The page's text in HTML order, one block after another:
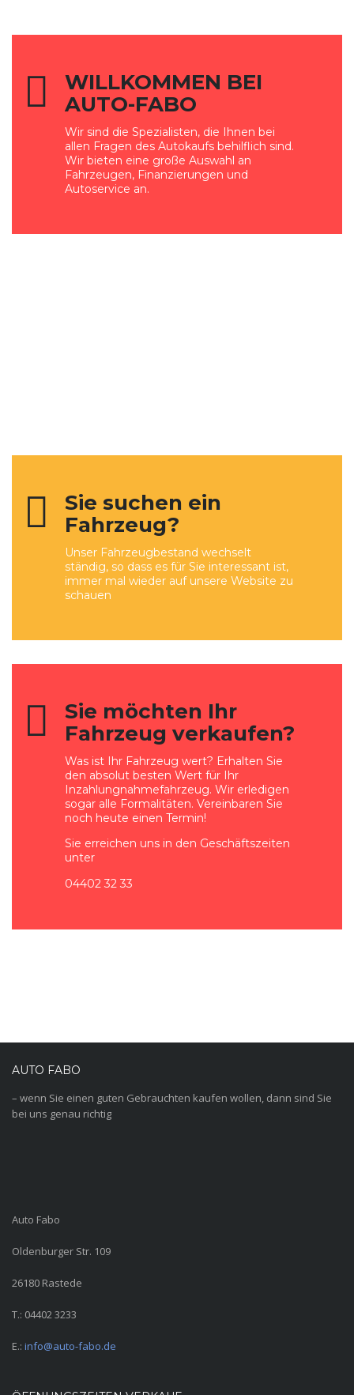
WILLKOMMEN BEI
AUTO-FABO
Wir sind die Spezialisten, die Ihnen bei
allen Fragen des Autokaufs behilflich sind.
Wir bieten eine große Auswahl an
Fahrzeugen, Finanzierungen und
Autoservice an.
Sie suchen ein
Fahrzeug?
Unser Fahrzeugbestand wechselt
ständig, so dass es für Sie interessant ist,
immer mal wieder auf unsere Website zu
schauen
Sie möchten Ihr
Fahrzeug verkaufen?
Was ist Ihr Fahrzeug wert? Erhalten Sie
den absolut besten Wert für Ihr
Inzahlungnahmefahrzeug. Wir erledigen
sogar alle Formalitäten. Vereinbaren Sie
noch heute einen Termin!
Sie erreichen uns in den Geschäftszeiten
unter
04402 32 33
AUTO FABO
– wenn Sie einen guten Gebrauchten kaufen wollen, dann sind Sie
bei uns genau richtig
Auto Fabo
Oldenburger Str. 109
26180 Rastede
T.: 04402 3233
E.: info@auto-fabo.de